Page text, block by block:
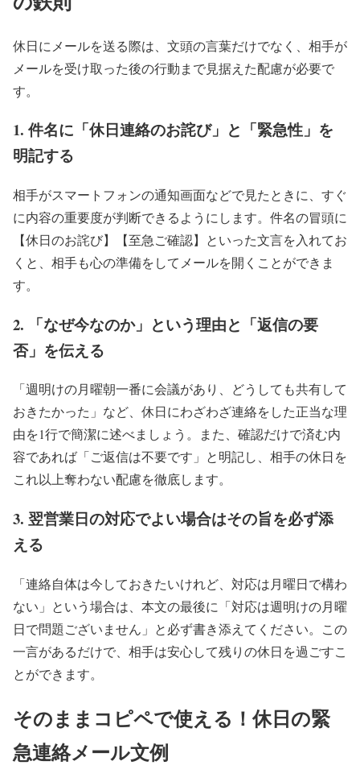
休日にメールを送る際は、文頭の言葉だけでなく、相手が
メールを受け取った後の行動まで見据えた配慮が必要で
す。
1. 件名に「休日連絡のお詫び」と「緊急性」を
明記する
相手がスマートフォンの通知画面などで見たときに、すぐ
に内容の重要度が判断できるようにします。件名の冒頭に
【休日のお詫び】【至急ご確認】といった文言を入れてお
くと、相手も心の準備をしてメールを開くことができま
す。
2. 「なぜ今なのか」という理由と「返信の要
否」を伝える
「週明けの月曜朝一番に会議があり、どうしても共有して
おきたかった」など、休日にわざわざ連絡をした正当な理
由を1行で簡潔に述べましょう。また、確認だけで済む内
容であれば「ご返信は不要です」と明記し、相手の休日を
これ以上奪わない配慮を徹底します。
3. 翌営業日の対応でよい場合はその旨を必ず添
える
「連絡自体は今しておきたいけれど、対応は月曜日で構わ
ない」という場合は、本文の最後に「対応は週明けの月曜
日で問題ございません」と必ず書き添えてください。この
一言があるだけで、相手は安心して残りの休日を過ごすこ
とができます。
そのままコピペで使える！休日の緊
急連絡メール文例